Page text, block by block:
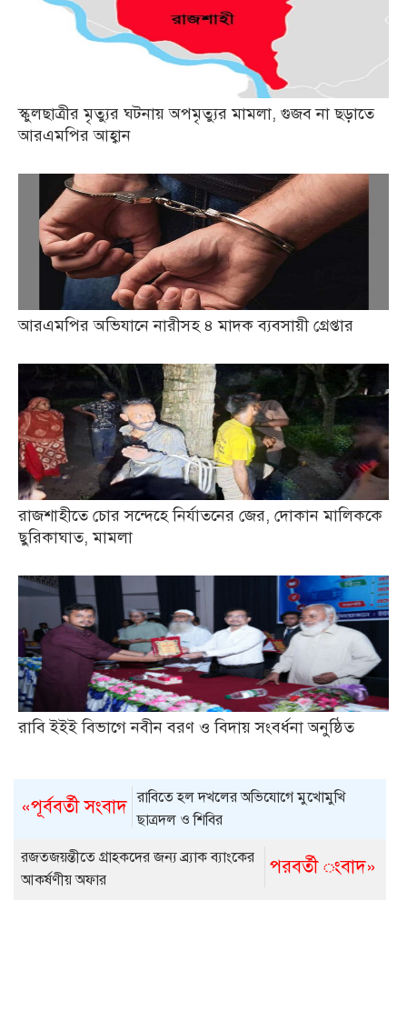
স্কুলছাত্রীর মৃত্যুর ঘটনায় অপমৃত্যুর মামলা, গুজব না ছড়াতে
আরএমপির আহ্বান
আরএমপির অভিযানে নারীসহ ৪ মাদক ব্যবসায়ী গ্রেপ্তার
রাজশাহীতে চোর সন্দেহে নির্যাতনের জের, দোকান মালিককে
ছুরিকাঘাত, মামলা
রাবি ইইই বিভাগে নবীন বরণ ও বিদায় সংবর্ধনা অনুষ্ঠিত
«পূর্ববর্তী সংবাদ রাবিতে হল দখলের অভিযোগে মুখোমুখি
ছাত্রদল ও শিবির
পরবর্তী ংবাদ»
রজতজয়ন্তীতে গ্রাহকদের জন্য ব্র্যাক ব্যাংকের
আকর্ষণীয় অফার